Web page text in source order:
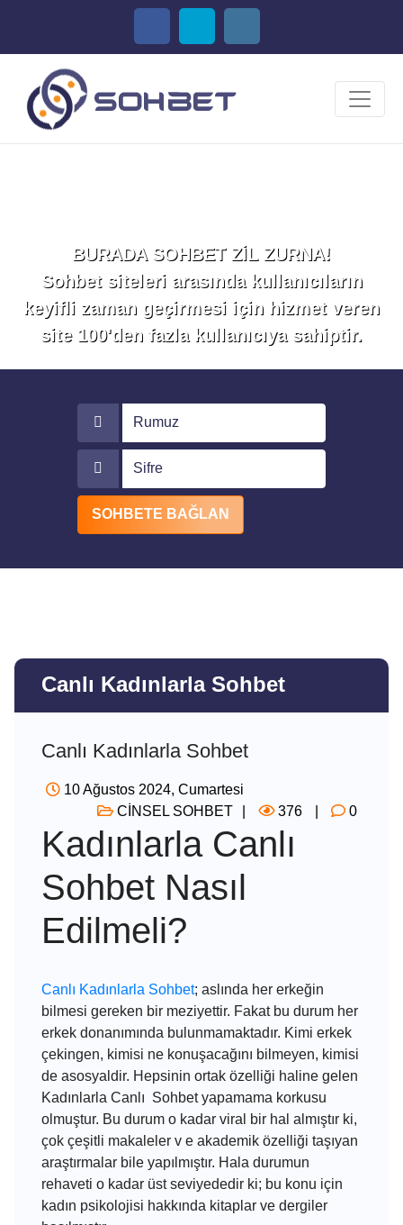
BURADA SOHBET ZİL ZURNA!
Sohbet siteleri arasında kullanıcıların
keyifli zaman geçirmesi için hizmet veren
site 100'den fazla kullanıcıya sahiptir.
Rumuz
Sifre
SOHBETE BAĞLAN
Canlı Kadınlarla Sohbet
Canlı Kadınlarla Sohbet
10 Ağustos 2024, Cumartesi
CİNSEL SOHBET
376 0
Kadınlarla Canlı
Sohbet Nasıl
Edilmeli?
Canlı Kadınlarla Sohbet; aslında her erkeğin
bilmesi gereken bir meziyettir. Fakat bu durum her
erkek donanımında bulunmamaktadır. Kimi erkek
çekingen, kimisi ne konuşacağını bilmeyen, kimisi
de asosyaldir. Hepsinin ortak özelliği haline gelen
Kadınlarla Canlı Sohbetyapamama korkusu
olmuştur. Bu durum o kadar viral bir hal almıştır ki,
çok çeşitli makaleler v e akademik özelliği taşıyan
araştırmalar bile yapılmıştır. Hala durumun
rehaveti o kadar üst seviyededir ki; bu konu için
kadın psikolojisi hakkında kitaplar ve dergiler